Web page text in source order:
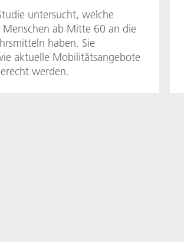
untersucht, welche
ab Mitte 60 an die
haben. Sie
aktuelle Mobilitätsangebote
werden.